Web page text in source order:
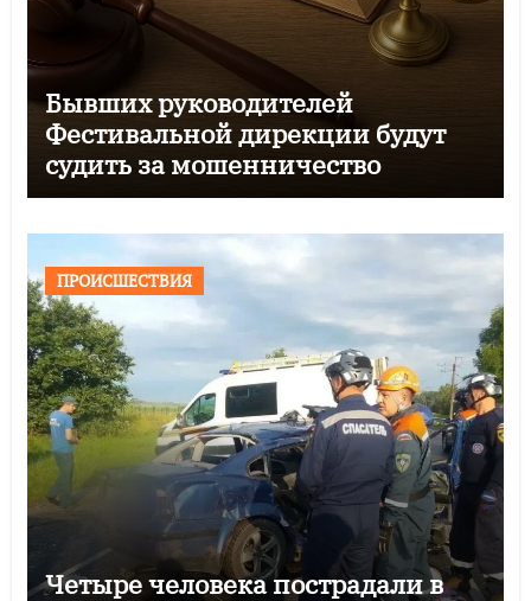
Бывших руководителей
Фестивальной дирекции будут
судить за мошенничество
ПРОИСШЕСТВИЯ
Четыре человека пострадали в